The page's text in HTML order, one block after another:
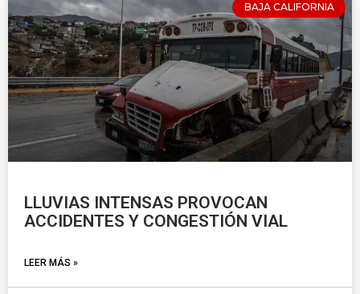
BAJA CALIFORNIA
LLUVIAS INTENSAS PROVOCAN
ACCIDENTES Y CONGESTIÓN VIAL
LEER MÁS »